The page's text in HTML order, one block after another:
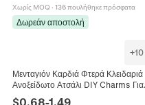
Χωρίς MOQ · 136 πουλήθηκε πρόσφατα
Δωρεάν αποστολή
+10
Μενταγιόν Καρδιά Φτερά Κλειδαριά
Ανοξείδωτο Ατσάλι DIY Charms Για
$0.68-1.49